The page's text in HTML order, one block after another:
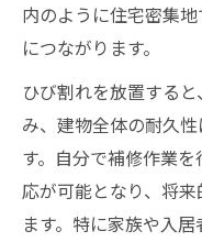
内のように住宅密集
につながります。
ひび割れを放置する
み、建物全体の耐久
す。自分で補修作業
応が可能となり、将
ます。特に家族や入